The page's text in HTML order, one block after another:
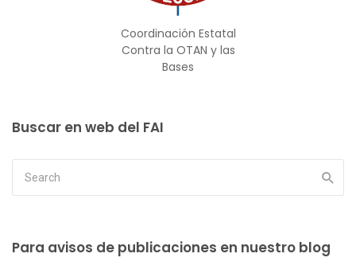
Coordinación Estatal
Contra la OTAN y las
Bases
Buscar en web del FAI
Para avisos de publicaciones en nuestro blog